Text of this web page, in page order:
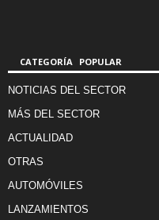
CATEGORÍA POPULAR
NOTICIAS DEL SECTOR
MÁS DEL SECTOR
ACTUALIDAD
OTRAS
AUTOMÓVILES
LANZAMIENTOS